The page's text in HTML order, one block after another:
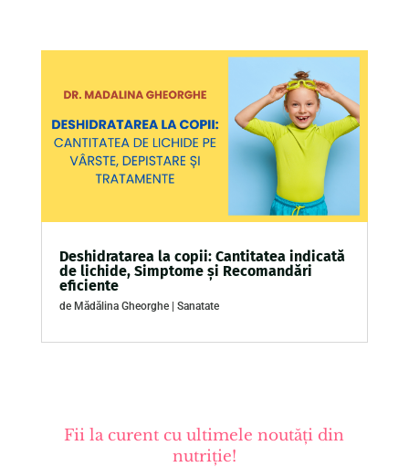
Deshidratarea la copii: Cantitatea indicată
de lichide, Simptome și Recomandări
eficiente
de Mădălina Gheorghe| Sanatate
Fii la curent cu ultimele noutăți din
nutriție!